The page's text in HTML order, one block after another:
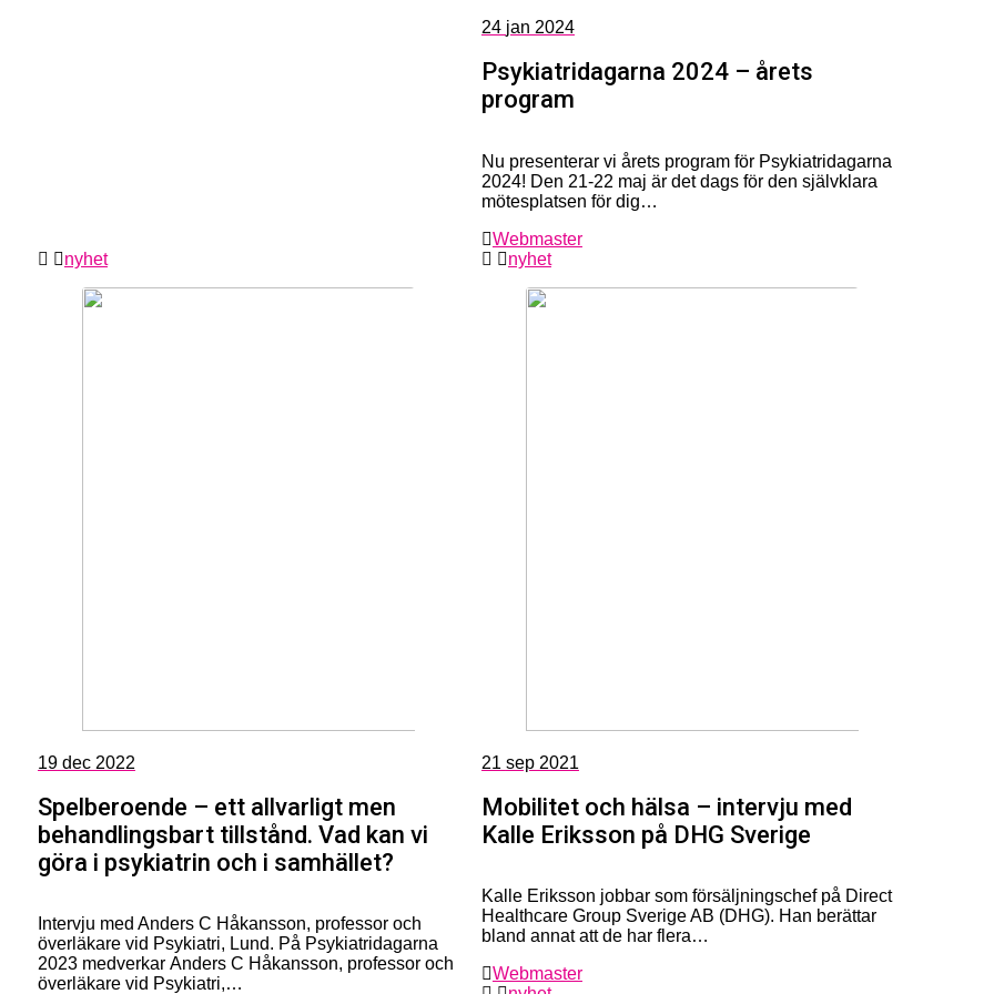
24 jan 2024
Psykiatridagarna 2024 – årets
program
Nu presenterar vi årets program för Psykiatridagarna
2024! Den 21-22 maj är det dags för den självklara
mötesplatsen för dig…
Webmaster
nyhet
19 dec 2022
Spelberoende – ett allvarligt men
behandlingsbart tillstånd. Vad kan vi
göra i psykiatrin och i samhället?
Intervju med Anders C Håkansson, professor och
överläkare vid Psykiatri, Lund. På Psykiatridagarna
2023 medverkar Anders C Håkansson, professor och
överläkare vid Psykiatri,…
nyhet
21 sep 2021
Mobilitet och hälsa – intervju med
Kalle Eriksson på DHG Sverige
Kalle Eriksson jobbar som försäljningschef på Direct
Healthcare Group Sverige AB (DHG). Han berättar
bland annat att de har flera…
Webmaster